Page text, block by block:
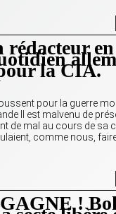
la CIA.
pour la guerre
Il est malvenu de
de mal au cours de sa
comme nous,
!